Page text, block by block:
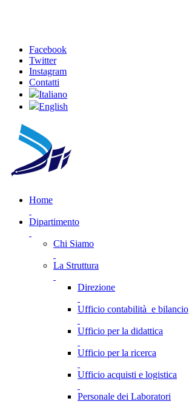
Facebook
Twitter
Instagram
Contatti
Italiano
English
Home
Dipartimento
Chi Siamo
La Struttura
Direzione
Ufficio contabilità e bilancio
Ufficio per la didattica
Ufficio per la ricerca
Ufficio acquisti e logistica
Personale dei Laboratori